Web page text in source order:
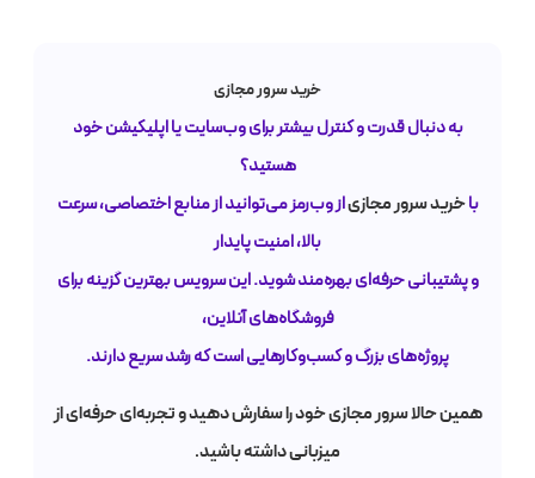
خرید سرور مجازی
به دنبال قدرت و کنترل بیشتر برای وب‌سایت یا اپلیکیشن خود
هستید؟
باخرید سرور مجازیاز وب‌رمز می‌توانید از منابع اختصاصی، سرعت
بالا، امنیت پایدار
و پشتیبانی حرفه‌ای بهره‌مند شوید. این سرویس بهترین گزینه برای
فروشگاه‌های آنلاین،
پروژه‌های بزرگ و کسب‌وکارهایی است که رشد سریع دارند.
همین حالا سرور مجازی خود را سفارش دهید و تجربه‌ای حرفه‌ای از
میزبانی داشته باشید.